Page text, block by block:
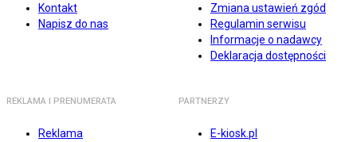
Kontakt
Napisz do nas
Zmiana ustawień zgód
Regulamin serwisu
Informacje o nadawcy
Deklaracja dostępności
REKLAMA I PRENUMERATA
Reklama
PARTNERZY
E-kiosk.pl